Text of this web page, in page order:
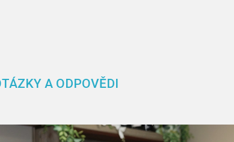
A ODPOVĚDI